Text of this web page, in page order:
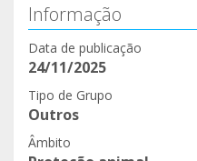
Informação
Data de publicação
24/11/2025
Tipo de Grupo
Outros
Âmbito